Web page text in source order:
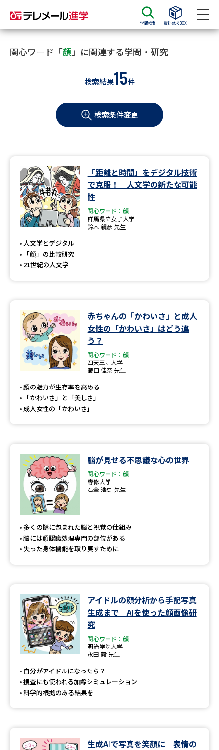
学問検索 資料請求BOX
資料請求 資料検索
大学・短大の資料種類から請求
学部・学科パンフ
過去問題集
大学・短大以外の資料から請求
専門学校の資料請求 大学院の資料請求
留学・進学関連、塾・予備校
大学入学共通テスト「受験上の
高等学校（情報）教員資格認定
大学研究
大学で学べる内容や特徴を調べる
データサイエンス特集 奨学金・特待生制度特集
デジタルパンフレット 進路の３択
新学年スタート号特集ページ
SELFBRAND特集ページ
オープンキャンパス検索
来場型・Web型イベント特集 夢ナビライブ
受験準備
志望校・出願校を調べる
関心ワード「顔」に関連する学問・研究
検索結果15件
検索条件変更
「距離と時間」をデジタル技術
で克服！ 人文学の新たな可能
性
関心ワード：顔
群馬県立女子大学
鈴木 親彦 先生
人文学とデジタル
「顔」の比較研究
21世紀の人文学
赤ちゃんの「かわいさ」と成人
女性の「かわいさ」はどう違
う？
関心ワード：顔
四天王寺大学
藏口 佳奈 先生
顔の魅力が生存率を高める
「かわいさ」と「美しさ」
成人女性の「かわいさ」
脳が見せる不思議な心の世界
関心ワード：顔
専修大学
石金 浩史 先生
多くの謎に包まれた脳と視覚の仕組み
脳には顔認識処理専門の部位がある
失った身体機能を取り戻すために
アイドルの顔分析から手配写真
生成まで AIを使った顔画像研
究
関心ワード：顔
明治学院大学
永田 毅 先生
自分がアイドルになったら？
捜査にも使われる加齢シミュレーション
科学的根拠のある結果を
生成AIで写真を笑顔に 表情の